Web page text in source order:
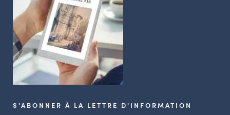
S'ABONNER À LA LETTRE D'INFORMATION